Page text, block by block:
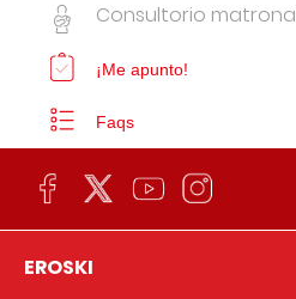
Consultorio matrona
¡Me apunto!
Faqs
EROSKI